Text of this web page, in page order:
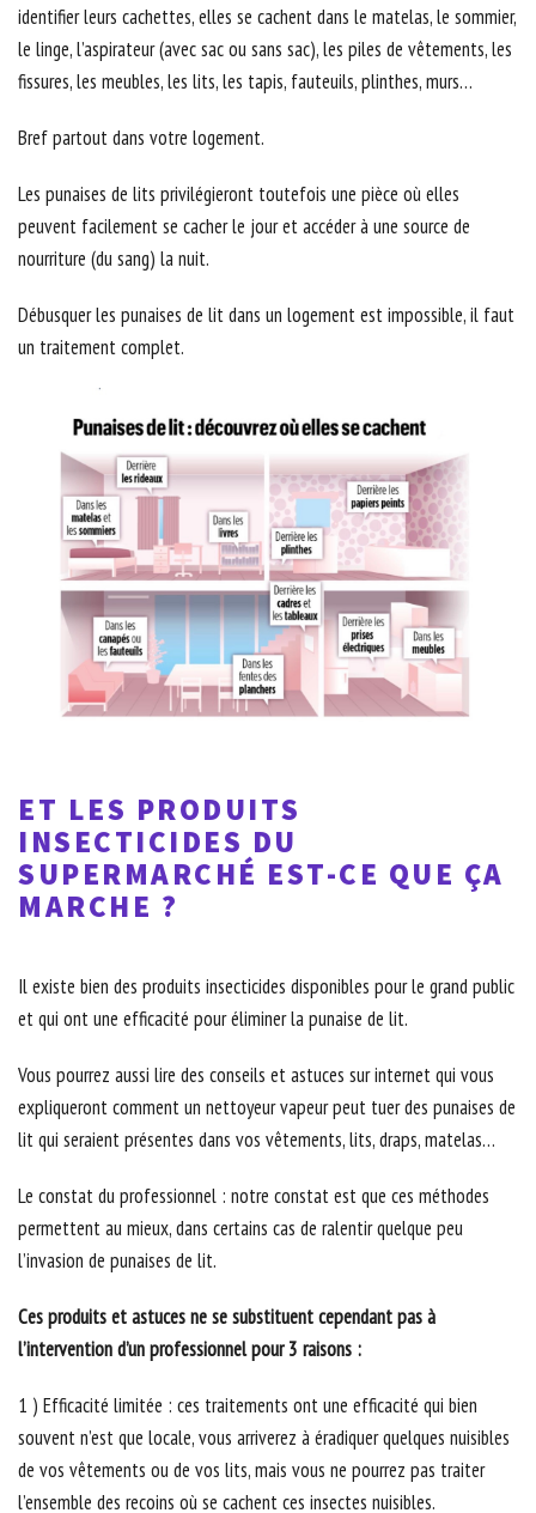
identifier leurs cachettes, elles se cachent dans le matelas, le sommier,
le linge, l’aspirateur (avec sac ou sans sac), les piles de vêtements, les
fissures, les meubles, les lits, les tapis, fauteuils, plinthes, murs…
Bref partout dans votre logement.
Les punaises de lits privilégieront toutefois une pièce où elles
peuvent facilement se cacher le jour et accéder à une source de
nourriture (du sang) la nuit.
Débusquer les punaises de lit dans un logement est impossible, il faut
un traitement complet.
ET LES PRODUITS
INSECTICIDES DU
SUPERMARCHÉ EST-CE QUE ÇA
MARCHE ?
Il existe bien des produits insecticides disponibles pour le grand public
et qui ont une efficacité pour éliminer la punaise de lit.
Vous pourrez aussi lire des conseils et astuces sur internet qui vous
expliqueront comment un nettoyeur vapeur peut tuer des punaises de
lit qui seraient présentes dans vos vêtements, lits, draps, matelas…
Le constat du professionnel : notre constat est que ces méthodes
permettent au mieux, dans certains cas de ralentir quelque peu
l’invasion de punaises de lit.
Ces produits et astuces ne se substituent cependant pas à
l’intervention d’un professionnel pour 3 raisons :
1 ) Efficacité limitée : ces traitements ont une efficacité qui bien
souvent n’est que locale, vous arriverez à éradiquer quelques nuisibles
de vos vêtements ou de vos lits, mais vous ne pourrez pas traiter
l’ensemble des recoins où se cachent ces insectes nuisibles.